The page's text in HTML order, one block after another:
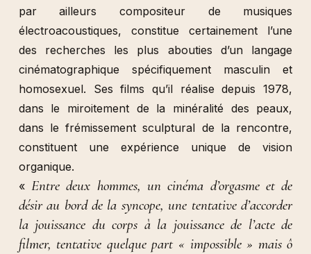
par ailleurs compositeur de musiques
électroacoustiques, constitue certainement l’une
des recherches les plus abouties d’un langage
cinématographique spécifiquement masculin et
homosexuel. Ses films qu’il réalise depuis 1978,
dans le miroitement de la minéralité des peaux,
dans le frémissement sculptural de la rencontre,
constituent une expérience unique de vision
organique.
«Entre deux hommes, un cinéma d’orgasme et de
désir au bord de la syncope, une tentative d’accorder
la jouissance du corps à la jouissance de l’acte de
filmer, tentative quelque part « impossible » mais ô